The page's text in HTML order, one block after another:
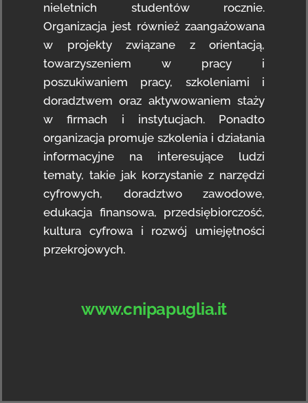
nieletnich studentów rocznie.
Organizacja jest również zaangażowana
w projekty związane z orientacją,
towarzyszeniem w pracy i
poszukiwaniem pracy, szkoleniami i
doradztwem oraz aktywowaniem staży
w firmach i instytucjach. Ponadto
organizacja promuje szkolenia i działania
informacyjne na interesujące ludzi
tematy, takie jak korzystanie z narzędzi
cyfrowych, doradztwo zawodowe,
edukacja finansowa, przedsiębiorczość,
kultura cyfrowa i rozwój umiejętności
przekrojowych.
www.cnipapuglia.it